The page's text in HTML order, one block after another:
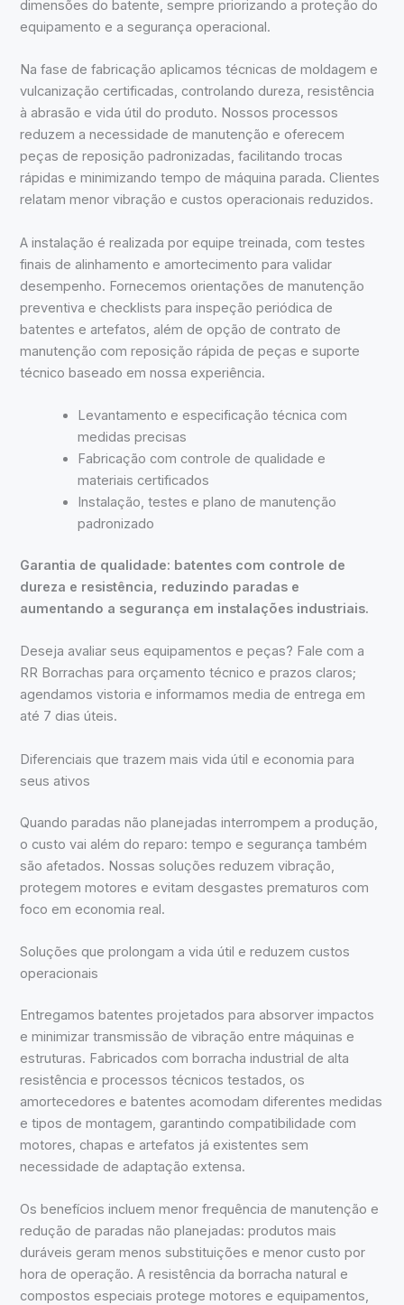
dimensões do batente, sempre priorizando a proteção do
equipamento e a segurança operacional.
Na fase de fabricação aplicamos técnicas de moldagem e
vulcanização certificadas, controlando dureza, resistência
à abrasão e vida útil do produto. Nossos processos
reduzem a necessidade de manutenção e oferecem
peças de reposição padronizadas, facilitando trocas
rápidas e minimizando tempo de máquina parada. Clientes
relatam menor vibração e custos operacionais reduzidos.
A instalação é realizada por equipe treinada, com testes
finais de alinhamento e amortecimento para validar
desempenho. Fornecemos orientações de manutenção
preventiva e checklists para inspeção periódica de
batentes e artefatos, além de opção de contrato de
manutenção com reposição rápida de peças e suporte
técnico baseado em nossa experiência.
Levantamento e especificação técnica com
medidas precisas
Fabricação com controle de qualidade e
materiais certificados
Instalação, testes e plano de manutenção
padronizado
Garantia de qualidade: batentes com controle de
dureza e resistência, reduzindo paradas e
aumentando a segurança em instalações industriais.
Deseja avaliar seus equipamentos e peças? Fale com a
RR Borrachas para orçamento técnico e prazos claros;
agendamos vistoria e informamos media de entrega em
até 7 dias úteis.
Diferenciais que trazem mais vida útil e economia para
seus ativos
Quando paradas não planejadas interrompem a produção,
o custo vai além do reparo: tempo e segurança também
são afetados. Nossas soluções reduzem vibração,
protegem motores e evitam desgastes prematuros com
foco em economia real.
Soluções que prolongam a vida útil e reduzem custos
operacionais
Entregamos batentes projetados para absorver impactos
e minimizar transmissão de vibração entre máquinas e
estruturas. Fabricados com borracha industrial de alta
resistência e processos técnicos testados, os
amortecedores e batentes acomodam diferentes medidas
e tipos de montagem, garantindo compatibilidade com
motores, chapas e artefatos já existentes sem
necessidade de adaptação extensa.
Os benefícios incluem menor frequência de manutenção e
redução de paradas não planejadas: produtos mais
duráveis geram menos substituições e menor custo por
hora de operação. A resistência da borracha natural e
compostos especiais protege motores e equipamentos,